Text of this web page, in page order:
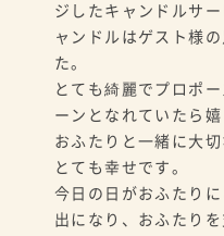
ジしたキャンドルサ
ャンドルはゲスト様
た。
とても綺麗でプロポ
ーンとなれていたら嬉
おふたりと一緒に大
とても幸せです。
今日の日がおふたり
出になり、おふたり